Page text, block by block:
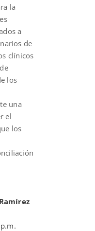
la
a
de
clínicos
los
una
el
los